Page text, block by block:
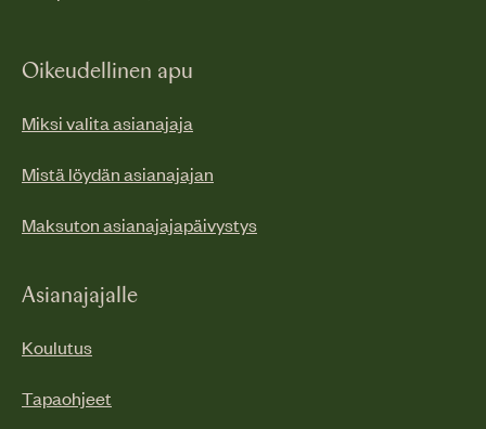
Oikeudellinen apu
Miksi valita asianajaja
Mistä löydän asianajajan
Maksuton asianajajapäivystys
Asianajajalle
Koulutus
Tapaohjeet